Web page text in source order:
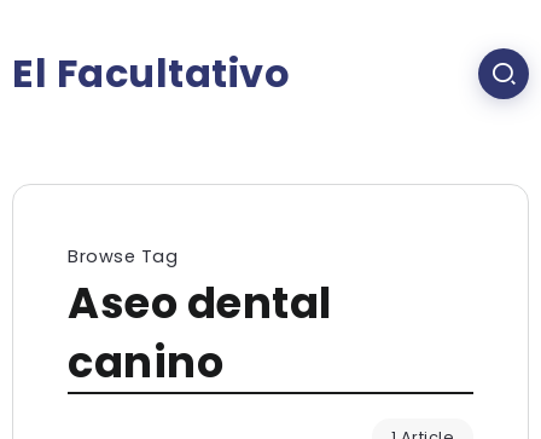
El Facultativo
Browse Tag
Aseo dental
canino